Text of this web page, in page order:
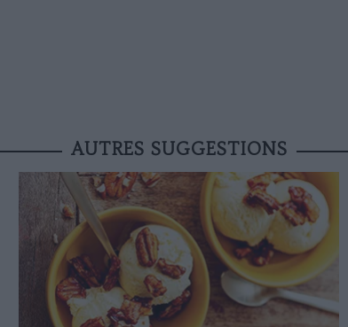
AUTRES SUGGESTIONS